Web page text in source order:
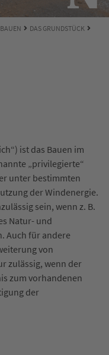
BAUEN
DAS GRUNDSTÜCK
ist das Bauen im
„privilegierte“
unter bestimmten
der Windenergie.
sein, wenn z. B.
Natur- und
Auch für andere
von
zulässig, wenn der
zum vorhandenen
der